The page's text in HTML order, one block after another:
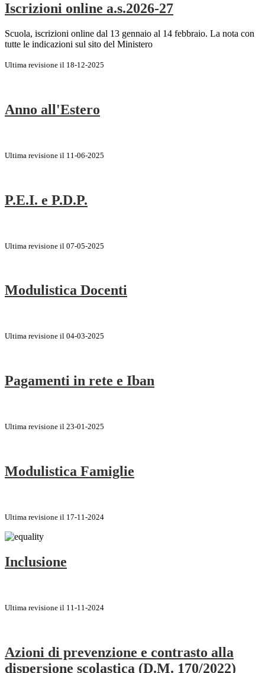
Iscrizioni online a.s.2026-27
Scuola, iscrizioni online dal 13 gennaio al 14 febbraio. La nota con
tutte le indicazioni sul sito del Ministero
Ultima revisione il 18-12-2025
Anno all'Estero
Ultima revisione il 11-06-2025
P.E.I. e P.D.P.
Ultima revisione il 07-05-2025
Modulistica Docenti
Ultima revisione il 04-03-2025
Pagamenti in rete e Iban
Ultima revisione il 23-01-2025
Modulistica Famiglie
Ultima revisione il 17-11-2024
Inclusione
Ultima revisione il 11-11-2024
Azioni di prevenzione e contrasto alla
dispersione scolastica (D.M. 170/2022)